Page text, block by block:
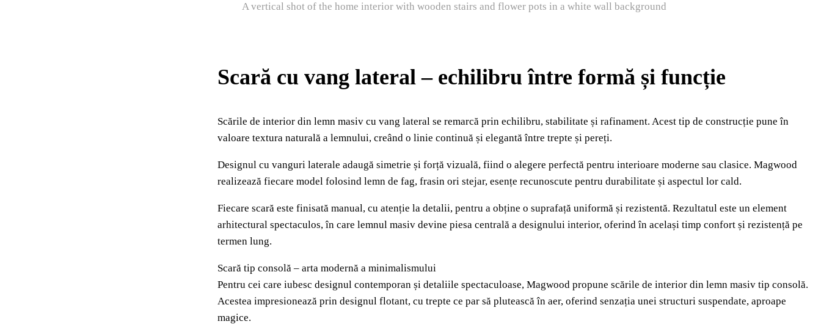
A vertical shot of the home interior with wooden stairs and flower pots in a white wall background
Scară cu vang lateral – echilibru între formă și funcție
Scările de interior din lemn masiv cu vang lateral se remarcă prin echilibru, stabilitate și rafinament. Acest tip de construcție pune în
valoare textura naturală a lemnului, creând o linie continuă și elegantă între trepte și pereți.
Designul cu vanguri laterale adaugă simetrie și forță vizuală, fiind o alegere perfectă pentru interioare moderne sau clasice. Magwood
realizează fiecare model folosind lemn de fag, frasin ori stejar, esențe recunoscute pentru durabilitate și aspectul lor cald.
Fiecare scară este finisată manual, cu atenție la detalii, pentru a obține o suprafață uniformă și rezistentă. Rezultatul este un element
arhitectural spectaculos, în care lemnul masiv devine piesa centrală a designului interior, oferind în același timp confort și rezistență pe
termen lung.
Scară tip consolă – arta modernă a minimalismului
Pentru cei care iubesc designul contemporan și detaliile spectaculoase, Magwood propune scările de interior din lemn masiv tip consolă.
Acestea impresionează prin designul flotant, cu trepte ce par să plutească în aer, oferind senzația unei structuri suspendate, aproape
magice.